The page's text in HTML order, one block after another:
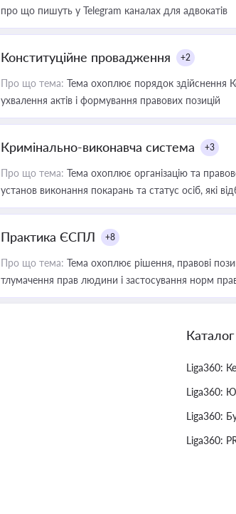
про що пишуть у Telegram каналах для адвокатів
Конституційне провадження +2
Про що тема: Тема охоплює порядок здійснення
ухвалення актів і формування правових позицій
Кримінально-виконавча система +3
Про що тема: Тема охоплює організацію та
установ виконання покарань та статус осіб, які
Практика ЄСПЛ +8
Про що тема: Тема охоплює рішення, правові
тлумачення прав людини і застосування норм
Liga360:
Liga360:
Liga360:
Liga360: